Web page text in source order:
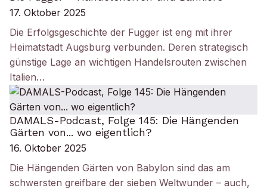
17. Oktober 2025
Die Erfolgsgeschichte der Fugger ist eng mit ihrer
Heimatstadt Augsburg verbunden. Deren strategisch
günstige Lage an wichtigen Handelsrouten zwischen
Italien…
DAMALS-Podcast, Folge 145: Die Hängenden
Gärten von... wo eigentlich?
16. Oktober 2025
Die Hängenden Gärten von Babylon sind das am
schwersten greifbare der sieben Weltwunder – auch,